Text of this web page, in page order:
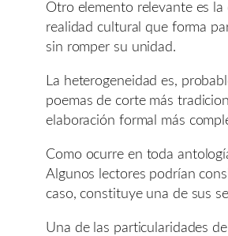
Otro elemento relevante es
realidad cultural que forma
sin romper su unidad.
La heterogeneidad es,
poemas de corte más
elaboración formal más
Como ocurre en toda
Algunos lectores podrían
caso, constituye una de sus
Una de las particularidades